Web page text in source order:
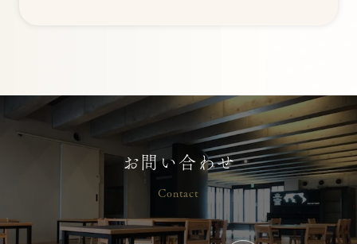
お問い合わせ
Contact